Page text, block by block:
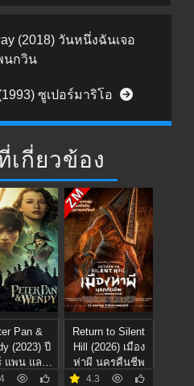
(2018) วันหนึ่งฉันเจอ
นกวิน
ซูเปอร์มาริโอ
กี่ยวข้อง
Pan &
(2023) ปี
แพน และ
เวนดี้
ZM
Return to Silent
Hill (2026) เมือง
ห่าผี นครคืนชีพ
4.3